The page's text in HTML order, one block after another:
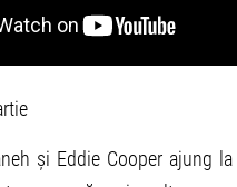
și Eddie Cooper ajung